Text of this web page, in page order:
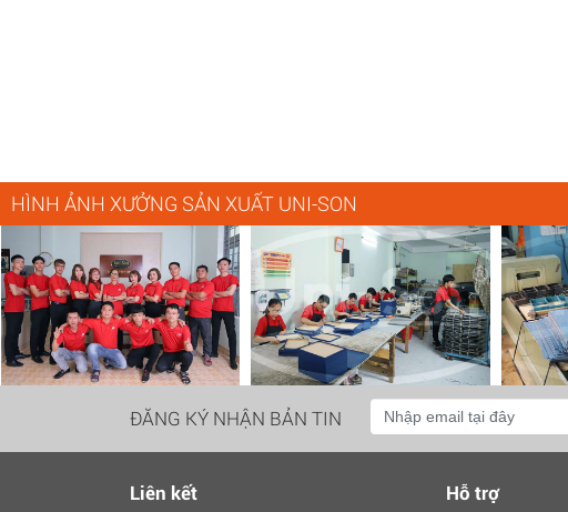
HÌNH ẢNH XƯỞNG SẢN XUẤT UNI-SON
ĐĂNG KÝ NHẬN BẢN TIN
Liên kết Hỗ trợ